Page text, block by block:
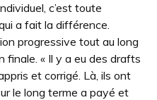
c’est toute
a fait la différence.
progressive tout au long
finale. « Il y a eu des drafts
et corrigé. Là, ils ont
le long terme a payé et